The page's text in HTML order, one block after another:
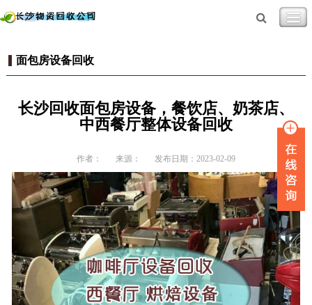
面包房设备回收
长沙回收面包房设备，餐饮店、奶茶店、
中西餐厅整体设备回收
作者： 来源： 发布日期：2023-02-09